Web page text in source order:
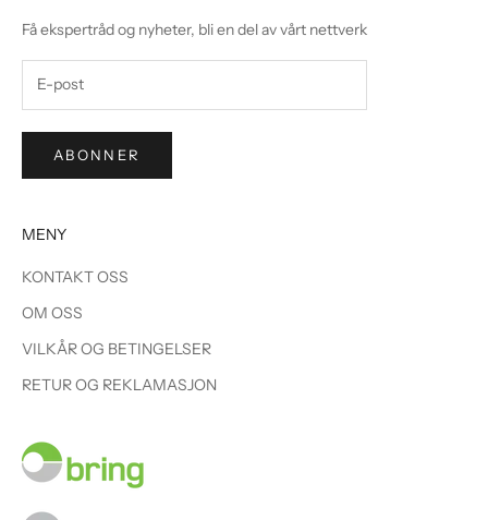
Få ekspertråd og nyheter, bli en del av vårt nettverk
ABONNER
MENY
KONTAKT OSS
OM OSS
VILKÅR OG BETINGELSER
RETUR OG REKLAMASJON